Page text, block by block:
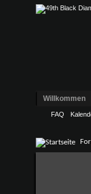
Willkommen
FAQ